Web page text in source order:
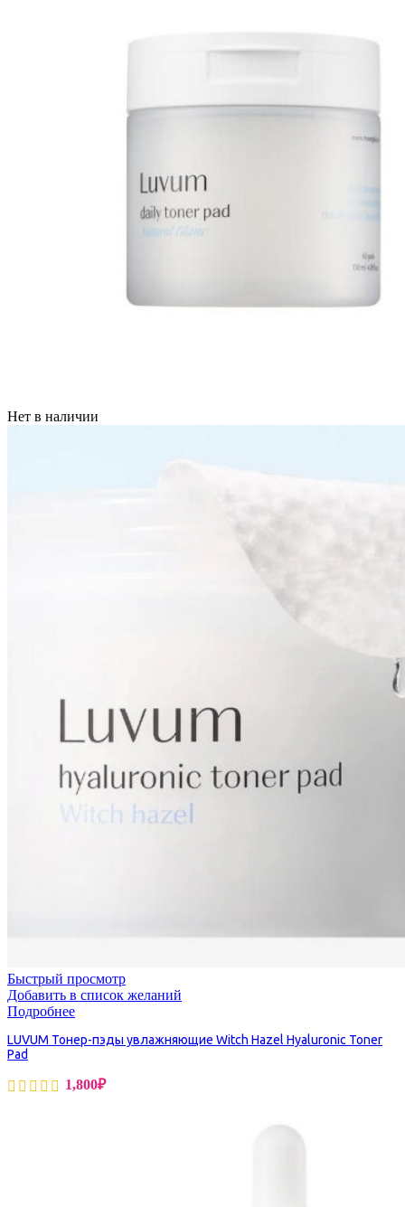
Нет в наличии
Быстрый просмотр
Добавить в список желаний
Подробнее
LUVUM Тонер-пэды увлажняющие Witch Hazel Hyaluronic Toner
Pad
1,800₽